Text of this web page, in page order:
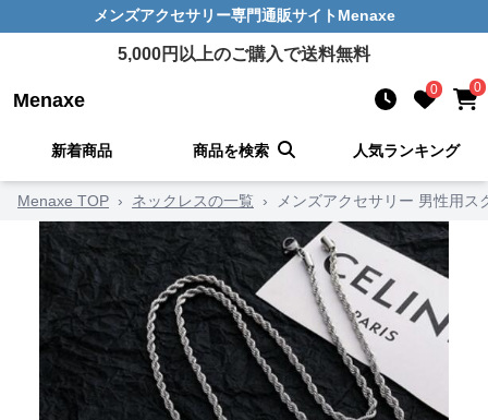
メンズアクセサリー専門通販サイト Menaxe
5,000円以上のご購入で送料無料
Menaxe 0 0
新着商品 商品を検索 人気ランキング
Menaxe TOP › ネックレスの一覧 › メンズアクセサリー 男性用